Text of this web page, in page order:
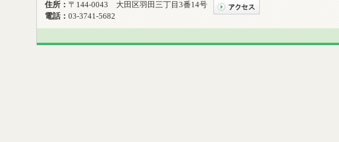
住所： 〒144-0043 大田区羽田三丁目3番14号
電話： 03-3741-5682